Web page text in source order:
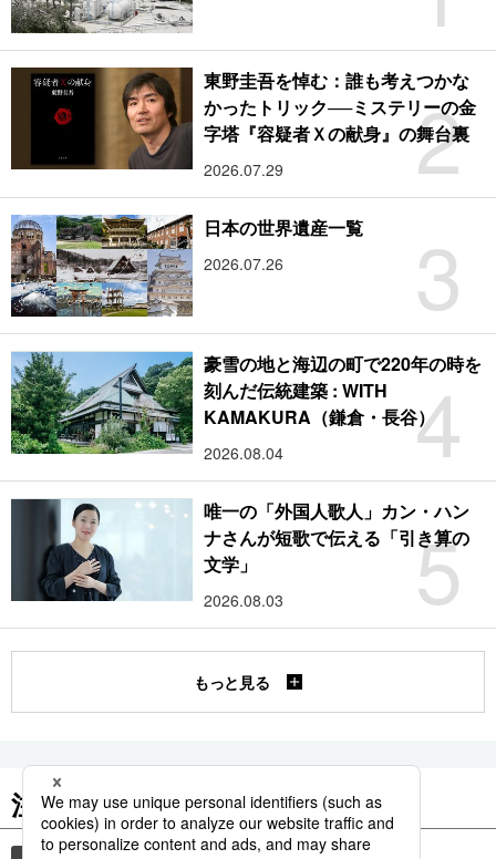
2
東野圭吾を悼む：誰も考えつかな
かったトリック──ミステリーの金
字塔『容疑者Ｘの献身』の舞台裏
2026.07.29
3
日本の世界遺産一覧
2026.07.26
4
豪雪の地と海辺の町で220年の時を
刻んだ伝統建築 : WITH
KAMAKURA（鎌倉・長谷）
2026.08.04
5
唯一の「外国人歌人」カン・ハン
ナさんが短歌で伝える「引き算の
文学」
2026.08.03
もっと見る
注目のキーワード